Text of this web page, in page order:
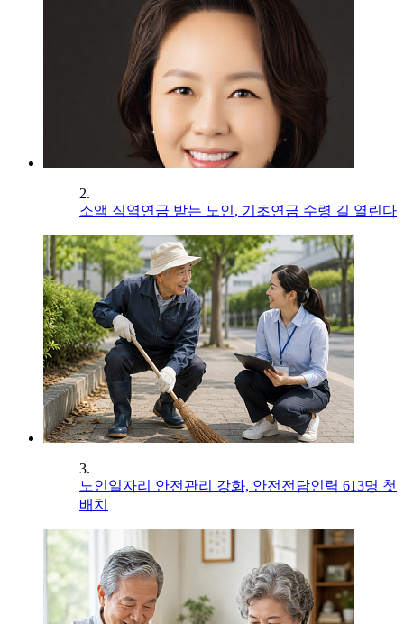
2.
소액 직역연금 받는 노인, 기초연금 수령 길 열린다
3.
노인일자리 안전관리 강화, 안전전담인력 613명 첫
배치